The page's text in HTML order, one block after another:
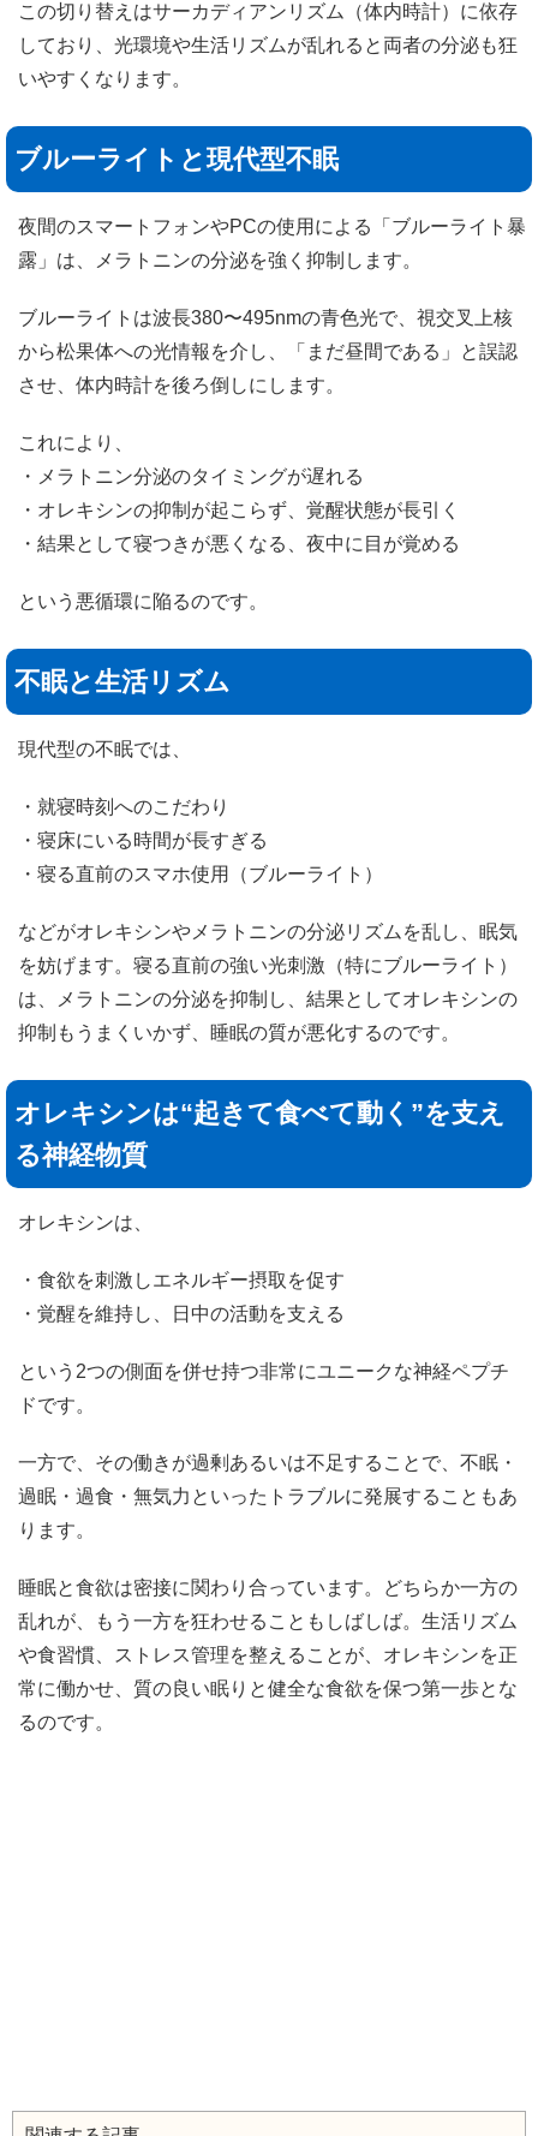
この切り替えはサーカディアンリズム（体内時計）に依存
しており、光環境や生活リズムが乱れると両者の分泌も狂
いやすくなります。
ブルーライトと現代型不眠
夜間のスマートフォンやPCの使用による「ブルーライト暴
露」は、メラトニンの分泌を強く抑制します。
ブルーライトは波長380〜495nmの青色光で、視交叉上核
から松果体への光情報を介し、「まだ昼間である」と誤認
させ、体内時計を後ろ倒しにします。
これにより、
・メラトニン分泌のタイミングが遅れる
・オレキシンの抑制が起こらず、覚醒状態が長引く
・結果として寝つきが悪くなる、夜中に目が覚める
という悪循環に陥るのです。
不眠と生活リズム
現代型の不眠では、
・就寝時刻へのこだわり
・寝床にいる時間が長すぎる
・寝る直前のスマホ使用（ブルーライト）
などがオレキシンやメラトニンの分泌リズムを乱し、眠気
を妨げます。寝る直前の強い光刺激（特にブルーライト）
は、メラトニンの分泌を抑制し、結果としてオレキシンの
抑制もうまくいかず、睡眠の質が悪化するのです。
オレキシンは“起きて食べて動く”を支え
る神経物質
オレキシンは、
・食欲を刺激しエネルギー摂取を促す
・覚醒を維持し、日中の活動を支える
という2つの側面を併せ持つ非常にユニークな神経ペプチ
ドです。
一方で、その働きが過剰あるいは不足することで、不眠・
過眠・過食・無気力といったトラブルに発展することもあ
ります。
睡眠と食欲は密接に関わり合っています。どちらか一方の
乱れが、もう一方を狂わせることもしばしば。生活リズム
や食習慣、ストレス管理を整えることが、オレキシンを正
常に働かせ、質の良い眠りと健全な食欲を保つ第一歩とな
るのです。